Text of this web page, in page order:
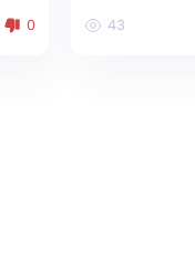
0 43